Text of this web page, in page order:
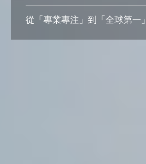
從「專業專注」到「全球第一」